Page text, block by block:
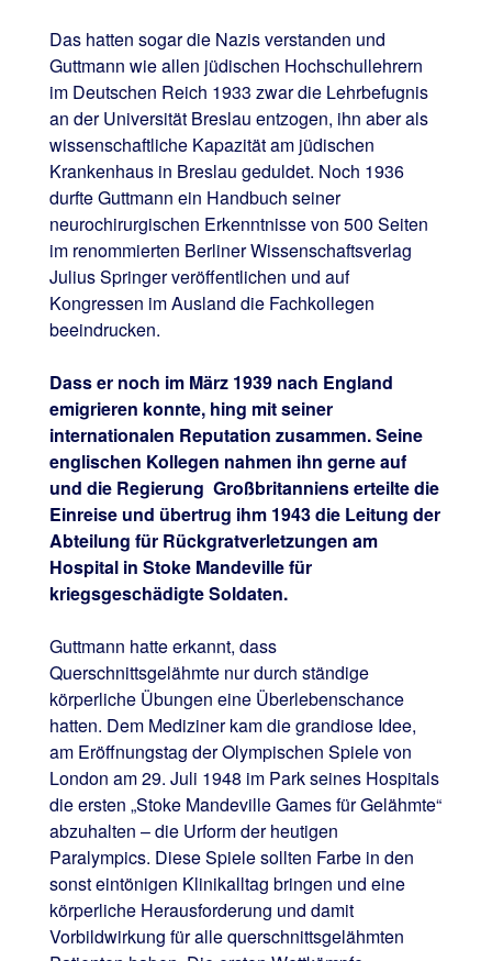
Das hatten sogar die Nazis verstanden und
Guttmann wie allen jüdischen Hochschullehrern
im Deutschen Reich 1933 zwar die Lehrbefugnis
an der Universität Breslau entzogen, ihn aber als
wissenschaftliche Kapazität am jüdischen
Krankenhaus in Breslau geduldet. Noch 1936
durfte Guttmann ein Handbuch seiner
neurochirurgischen Erkenntnisse von 500 Seiten
im renommierten Berliner Wissenschaftsverlag
Julius Springer veröffentlichen und auf
Kongressen im Ausland die Fachkollegen
beeindrucken.
Dass er noch im März 1939 nach England
emigrieren konnte, hing mit seiner
internationalen Reputation zusammen. Seine
englischen Kollegen nahmen ihn gerne auf
und die Regierung Großbritanniens erteilte die
Einreise und übertrug ihm 1943 die Leitung der
Abteilung für Rückgratverletzungen am
Hospital in Stoke Mandeville für
kriegsgeschädigte Soldaten.
Guttmann hatte erkannt, dass
Querschnittsgelähmte nur durch ständige
körperliche Übungen eine Überlebenschance
hatten. Dem Mediziner kam die grandiose Idee,
am Eröffnungstag der Olympischen Spiele von
London am 29. Juli 1948 im Park seines Hospitals
die ersten „Stoke Mandeville Games für Gelähmte“
abzuhalten – die Urform der heutigen
Paralympics. Diese Spiele sollten Farbe in den
sonst eintönigen Klinikalltag bringen und eine
körperliche Herausforderung und damit
Vorbildwirkung für alle querschnittsgelähmten